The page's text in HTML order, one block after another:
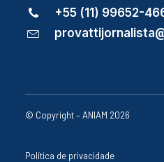
+55 (11) 99652-
© Copyright – ANIAM 2026
Política de privacidade